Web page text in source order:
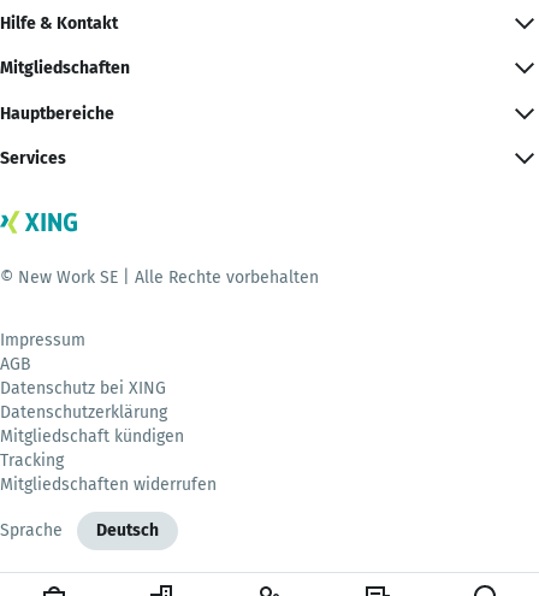
Hilfe & Kontakt
Mitgliedschaften
Hauptbereiche
Services
© New Work SE | Alle Rechte vorbehalten
Impressum
AGB
Datenschutz bei XING
Datenschutzerklärung
Mitgliedschaft kündigen
Tracking
Mitgliedschaften widerrufen
Sprache Deutsch